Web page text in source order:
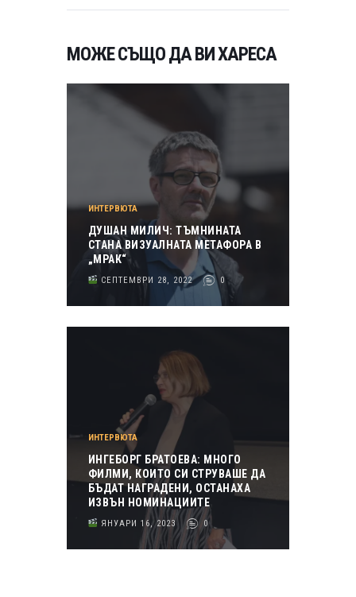
МОЖЕ СЪЩО ДА ВИ ХАРЕСА
ИНТЕРВЮТА
ДУШАН МИЛИЧ: ТЪМНИНАТА
СТАНА ВИЗУАЛНАТА МЕТАФОРА В
„МРАК“
СЕПТЕМВРИ 28, 2022 0
ИНТЕРВЮТА
ИНГЕБОРГ БРАТОЕВА: МНОГО
ФИЛМИ, КОИТО СИ СТРУВАШЕ ДА
БЪДАТ НАГРАДЕНИ, ОСТАНАХА
ИЗВЪН НОМИНАЦИИТЕ
ЯНУАРИ 16, 2023 0